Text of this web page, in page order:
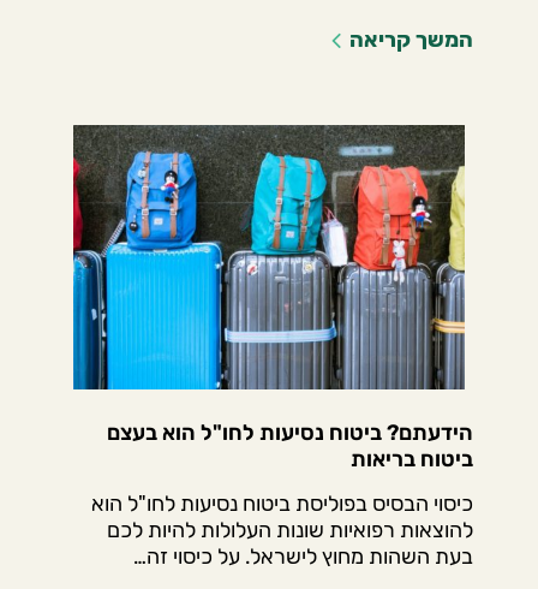
המשך קריאה
הידעתם? ביטוח נסיעות לחו"ל הוא בעצם
ביטוח בריאות
כיסוי הבסיס בפוליסת ביטוח נסיעות לחו"ל הוא
להוצאות רפואיות שונות העלולות להיות לכם
בעת השהות מחוץ לישראל. על כיסוי זה…